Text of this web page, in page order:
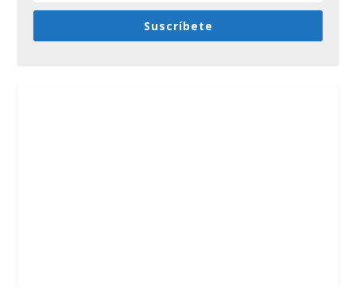
Suscríbete